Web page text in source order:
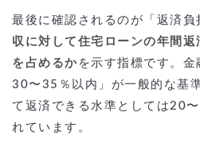
最後に確認されるのが「返済負
収に対して住宅ローンの年間
を占めるか を示す指標です。
30〜35％以内」が一般的な基
て返済できる水準としては20
れています。